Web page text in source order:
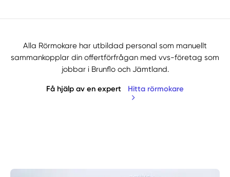
Manuellt
Alla Rörmokare har utbildad personal som manuellt
sammankopplar din offertförfrågan med vvs-företag som
jobbar i Brunflo och Jämtland.
Få hjälp av en expert Hitta rörmokare